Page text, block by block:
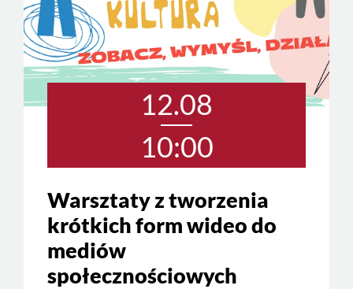
12.08
10:00
Warsztaty z tworzenia
krótkich form wideo do
mediów
społecznościowych